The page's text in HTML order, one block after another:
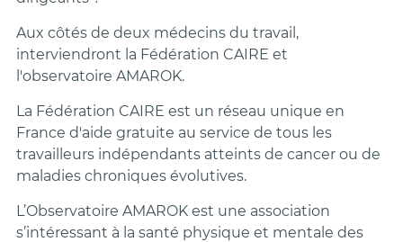
Aux côtés de deux médecins du travail,
interviendront la Fédération CAIRE et
l'observatoire AMAROK.
La Fédération CAIRE est un réseau unique en
France d'aide gratuite au service de tous les
travailleurs indépendants atteints de cancer ou de
maladies chroniques évolutives.
L’Observatoire AMAROK est une association
s’intéressant à la santé physique et mentale des